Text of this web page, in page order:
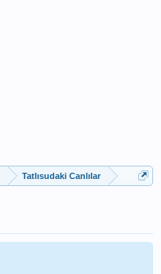
Tatlısudaki Canlılar